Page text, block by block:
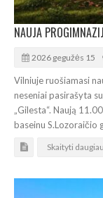
2026 gegužės 15
Vilniuje ruošiamasi
neseniai pasirašyta
„Gilesta“. Naują
baseinu S.Lozoraičio
Skaityti daugiau